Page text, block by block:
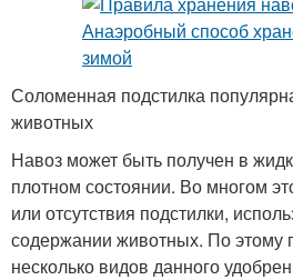
Соломенная подстилка
животных
Навоз может быть получен в
плотном состоянии. Во многом
или отсутствия подстилки,
содержании животных. По этому
несколько видов данного